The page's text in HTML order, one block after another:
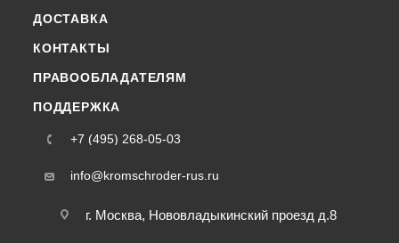
ДОСТАВКА
КОНТАКТЫ
ПРАВООБЛАДАТЕЛЯМ
ПОДДЕРЖКА
+7 (495) 268-05-03
info@kromschroder-rus.ru
г. Москва, Нововладыкинский проезд д.8